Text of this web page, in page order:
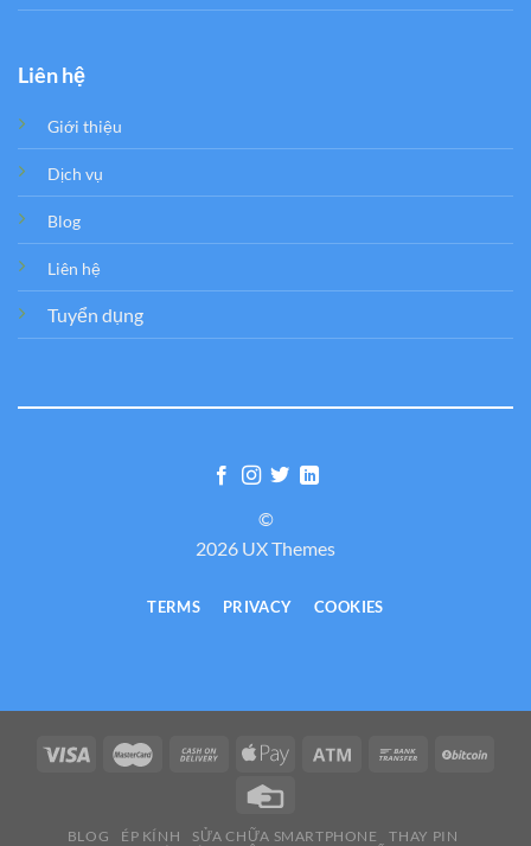
Liên hệ
Giới thiệu
Dịch vụ
Blog
Liên hệ
Tuyển dụng
©
2026 UX Themes
TERMS PRIVACY COOKIES
BLOG ÉP KÍNH SỬA CHỮA SMARTPHONE
THAY PIN